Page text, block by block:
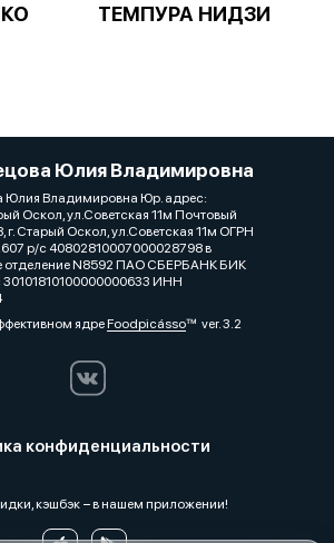
ТЕМПУРА НИДЗИ
Юлия Владимировна
Юлия Владимировна Юр. адрес:
Оскол, ул.Советская 11м Почтовый
г. Старый Оскол, ул.Советская 11м ОГРН
р/с 40802810007000028798 в
отделение N8592 ПАО СБЕРБАНК БИК
30101810100000000633 ИНН
ядреFoodpicássover. 3.2
конфиденциальности
кэшбэк − в нашем приложении!